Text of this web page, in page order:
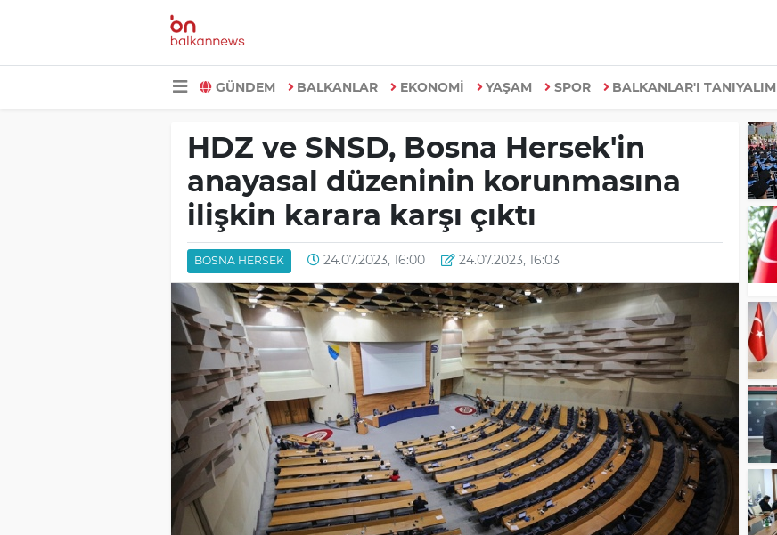
GÜNDEM BALKANLAR EKONOMİ YAŞAM SPOR BALKANLAR'I TANIYALIM
HDZ ve SNSD, Bosna Hersek'in
anayasal düzeninin korunmasına
ilişkin karara karşı çıktı
BOSNA HERSEK 24.07.2023, 16:00 24.07.2023, 16:03